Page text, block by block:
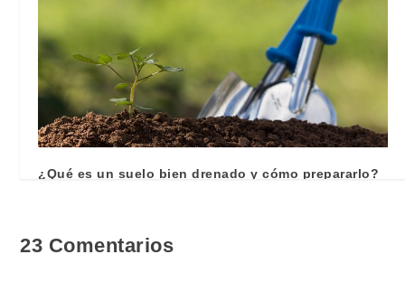
¿Qué es un suelo bien drenado y cómo prepararlo?
23 Comentarios